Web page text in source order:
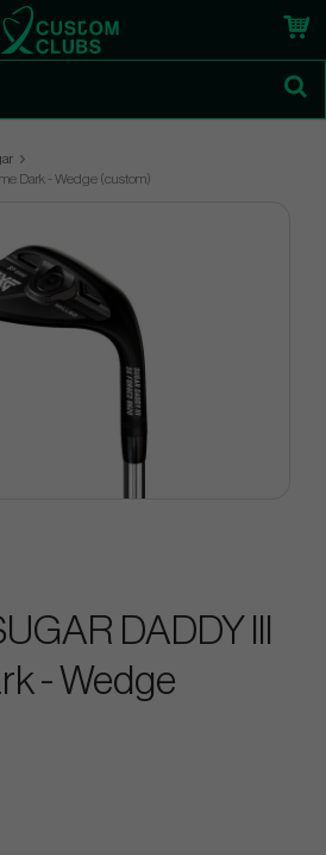
Dark - Wedge (custom)
DADDY III
- Wedge